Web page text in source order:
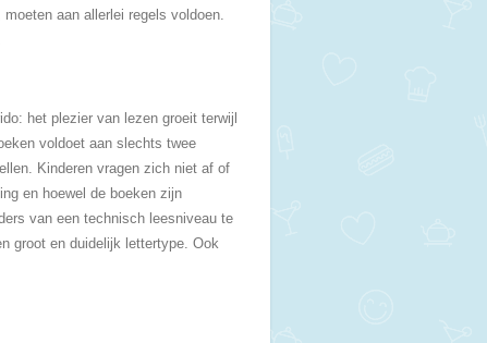
aan allerlei regels voldoen.
het plezier van lezen groeit terwijl
voldoet aan slechts twee
Kinderen vragen zich niet af of
en hoewel de boeken zijn
van een technisch leesniveau te
groot en duidelijk lettertype. Ook